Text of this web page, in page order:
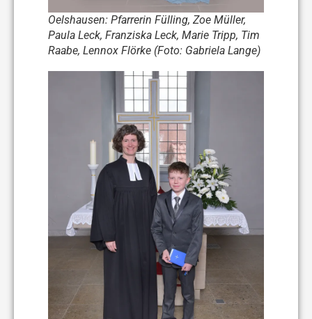
Oelshausen: Pfarrerin Fülling, Zoe Müller,
Paula Leck, Franziska Leck, Marie Tripp, Tim
Raabe, Lennox Flörke (Foto: Gabriela Lange)